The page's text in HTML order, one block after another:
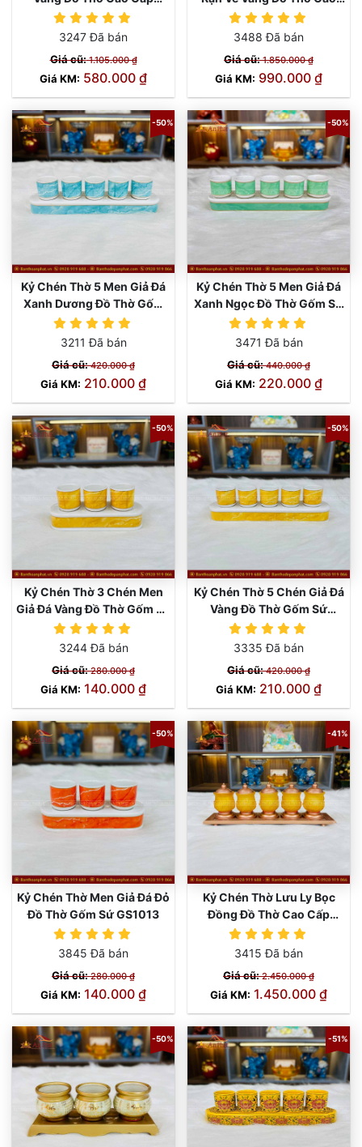
GS1055
3247 Đã bán
Giá cũ:1.105.000 ₫
Giá KM: 580.000 ₫
Cấp GS1044
3488 Đã bán
Giá cũ:1.850.000 ₫
Giá KM: 990.000 ₫
-50%
Kỷ Chén Thờ 5 Men Giả Đá
Xanh Dương Đồ Thờ Gốm
Sứ GS1036
3211 Đã bán
Giá cũ:420.000 ₫
Giá KM: 210.000 ₫
-50%
Kỷ Chén Thờ 5 Men Giả Đá
Xanh Ngọc Đồ Thờ Gốm Sứ
GS1030
3471 Đã bán
Giá cũ:440.000 ₫
Giá KM: 220.000 ₫
-50%
Kỷ Chén Thờ 3 Chén Men
Giả Đá Vàng Đồ Thờ Gốm Sứ
GS1021
3244 Đã bán
Giá cũ:280.000 ₫
Giá KM: 140.000 ₫
-50%
Kỷ Chén Thờ 5 Chén Giả Đá
Vàng Đồ Thờ Gốm Sứ
GS1020
3335 Đã bán
Giá cũ:420.000 ₫
Giá KM: 210.000 ₫
-50%
Kỷ Chén Thờ Men Giả Đá Đỏ
Đồ Thờ Gốm Sứ GS1013
3845 Đã bán
Giá cũ:280.000 ₫
Giá KM: 140.000 ₫
-41%
Kỷ Chén Thờ Lưu Ly Bọc
Đồng Đồ Thờ Cao Cấp
GS1006
3415 Đã bán
Giá cũ:2.450.000 ₫
Giá KM: 1.450.000 ₫
-50% -51%